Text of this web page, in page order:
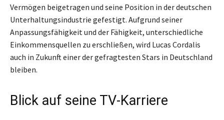
Vermögen beigetragen und seine Position in der deutschen
Unterhaltungsindustrie gefestigt. Aufgrund seiner
Anpassungsfähigkeit und der Fähigkeit, unterschiedliche
Einkommensquellen zu erschließen, wird Lucas Cordalis
auch in Zukunft einer der gefragtesten Stars in Deutschland
bleiben.
Blick auf seine TV-Karriere